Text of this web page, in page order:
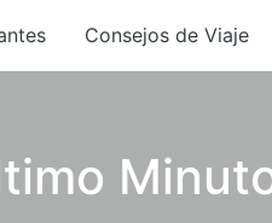
Consejos de Viaje